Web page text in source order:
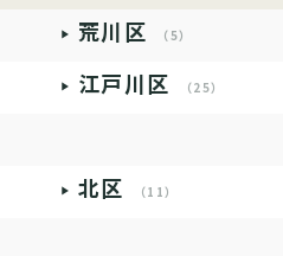
荒川区 （5）
江戸川区 （25）
北区 （11）